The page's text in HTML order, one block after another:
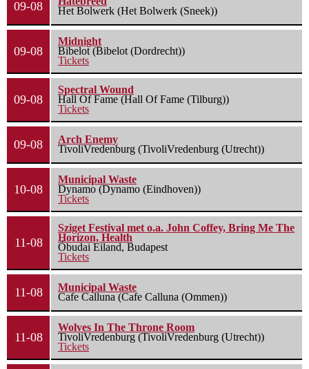
09-08
Het Bolwerk (Het Bolwerk (Sneek))
09-08
Midnight
Bibelot (Bibelot (Dordrecht))
Tickets
09-08
Spectral Wound
Hall Of Fame (Hall Of Fame (Tilburg))
Tickets
09-08
Arch Enemy
TivoliVredenburg (TivoliVredenburg (Utrecht))
10-08
Municipal Waste
Dynamo (Dynamo (Eindhoven))
Tickets
11-08
Sziget Festival met o.a. John Coffey, Bring Me The
Horizon, Health
Óbudai Eiland, Budapest
Tickets
11-08
Municipal Waste
Cafe Calluna (Cafe Calluna (Ommen))
11-08
Wolves In The Throne Room
TivoliVredenburg (TivoliVredenburg (Utrecht))
Tickets